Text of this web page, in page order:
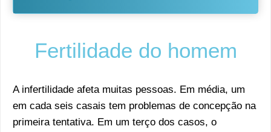
Fertilidade do homem
A infertilidade afeta muitas pessoas. Em média, um
em cada seis casais tem problemas de concepção na
primeira tentativa. Em um terço dos casos, o